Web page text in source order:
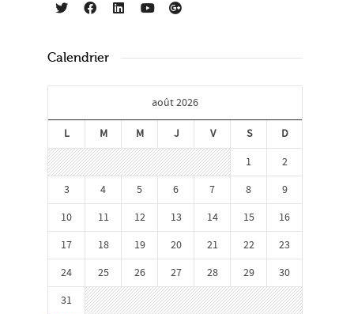
Calendrier
août 2026
L M M J V S
D
1
2
3
4 5 6 7 8
9
10
11 12 13 14 15
16
17
18 19 20 21 22
23
24
25 26 27 28 29
30
31